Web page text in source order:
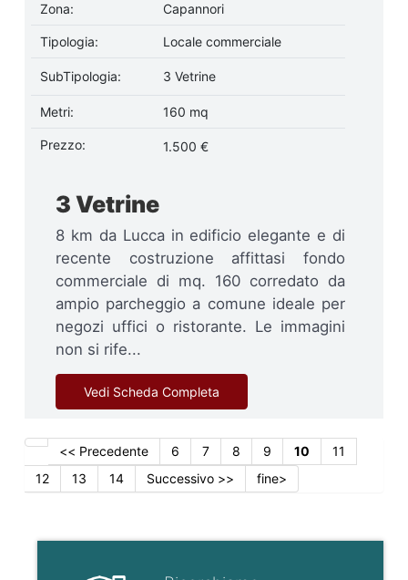
Zona: Capannori
Tipologia: Locale commerciale
SubTipologia: 3 Vetrine
Metri: 160 mq
Prezzo: 1.500 €
3 Vetrine
8 km da Lucca in edificio elegante e di
recente costruzione affittasi fondo
commerciale di mq. 160 corredato da
ampio parcheggio a comune ideale per
negozi uffici o ristorante. Le immagini
non si rife...
Vedi Scheda Completa
<< Precedente 6 7 8 9 10
11
12
13 14 Successivo >> fine>